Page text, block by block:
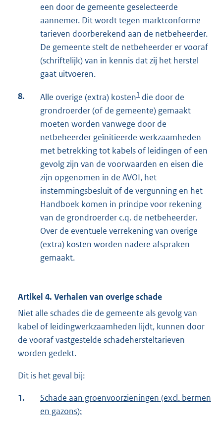
een door de gemeente geselecteerde
aannemer. Dit wordt tegen marktconforme
tarieven doorberekend aan de netbeheerder.
De gemeente stelt de netbeheerder er vooraf
(schriftelijk) van in kennis dat zij het herstel
gaat uitvoeren.
8. Alle overige (extra) kosten1 die door de
grondroerder (of de gemeente) gemaakt
moeten worden vanwege door de
netbeheerder geïnitieerde werkzaamheden
met betrekking tot kabels of leidingen of een
gevolg zijn van de voorwaarden en eisen die
zijn opgenomen in de AVOI, het
instemmingsbesluit of de vergunning en het
Handboek komen in principe voor rekening
van de grondroerder c.q. de netbeheerder.
Over de eventuele verrekening van overige
(extra) kosten worden nadere afspraken
gemaakt.
Artikel 4. Verhalen van overige schade
Niet alle schades die de gemeente als gevolg van
kabel of leidingwerkzaamheden lijdt, kunnen door
de vooraf vastgestelde schadehersteltarieven
worden gedekt.
Dit is het geval bij:
1.
Schade aan groenvoorzieningen (excl. bermen
en gazons):